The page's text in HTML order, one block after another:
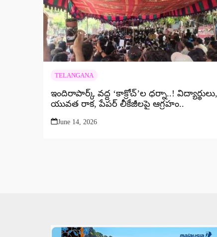
TELANGANA
ఇందిరాపార్క్ వద్ద ‘కాక్రోచ్’ల ధర్నా..! విద్యార్థులు,
యువత రాక, పేపర్ లీకేజీలపై ఆగ్రహం..
June 14, 2026